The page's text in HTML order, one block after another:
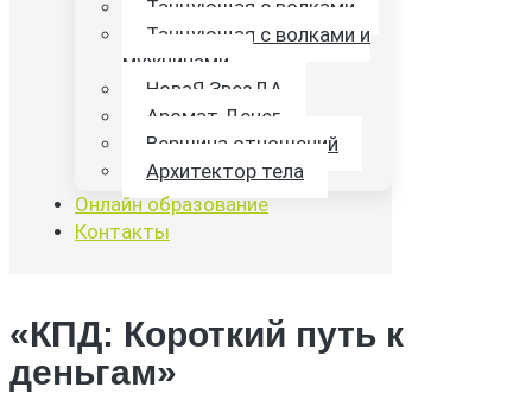
Танцующая с волками
Танцующая с волками и
мужчинами
НоваЯ ЗвезДА
Аромат Денег
Вершина отношений
Архитектор тела
Онлайн образование
Контакты
«КПД: Короткий путь к
деньгам»